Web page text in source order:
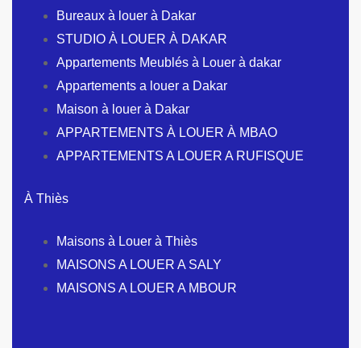
Bureaux à louer à Dakar
STUDIO À LOUER À DAKAR
Appartements Meublés à Louer à dakar
Appartements a louer a Dakar
Maison à louer à Dakar
APPARTEMENTS À LOUER À MBAO
APPARTEMENTS A LOUER A RUFISQUE
À Thiès
Maisons à Louer à Thiès
MAISONS A LOUER A SALY
MAISONS A LOUER A MBOUR